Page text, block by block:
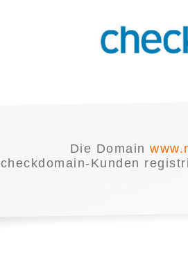
Die Domain
checkdomain-Kunden